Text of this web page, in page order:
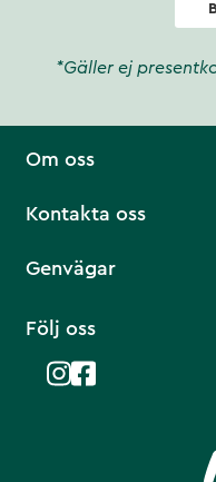
*Gäller ej
Om oss
Kontakta oss
Genvägar
Följ oss